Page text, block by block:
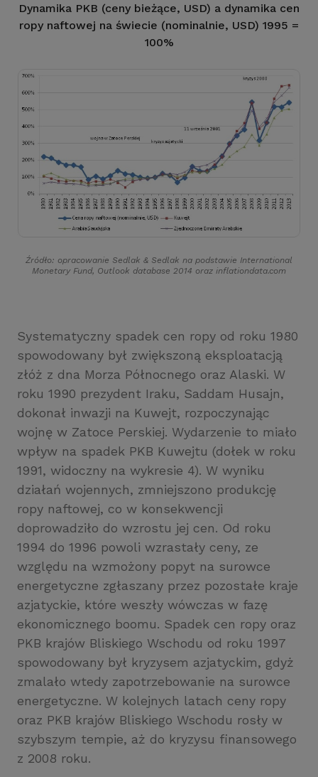
Dynamika PKB (ceny bieżące, USD) a dynamika cen
ropy naftowej na świecie (nominalnie, USD) 1995 =
100%
Źródło: opracowanie Sedlak & Sedlak na podstawie International
Monetary Fund, Outlook database 2014 oraz inflationdata.com
Systematyczny spadek cen ropy od roku 1980
spowodowany był zwiększoną eksploatacją
złóż z dna Morza Północnego oraz Alaski. W
roku 1990 prezydent Iraku, Saddam Husajn,
dokonał inwazji na Kuwejt, rozpoczynając
wojnę w Zatoce Perskiej. Wydarzenie to miało
wpływ na spadek PKB Kuwejtu (dołek w roku
1991, widoczny na wykresie 4). W wyniku
działań wojennych, zmniejszono produkcję
ropy naftowej, co w konsekwencji
doprowadziło do wzrostu jej cen. Od roku
1994 do 1996 powoli wzrastały ceny, ze
względu na wzmożony popyt na surowce
energetyczne zgłaszany przez pozostałe kraje
azjatyckie, które weszły wówczas w fazę
ekonomicznego boomu. Spadek cen ropy oraz
PKB krajów Bliskiego Wschodu od roku 1997
spowodowany był kryzysem azjatyckim, gdyż
zmalało wtedy zapotrzebowanie na surowce
energetyczne. W kolejnych latach ceny ropy
oraz PKB krajów Bliskiego Wschodu rosły w
szybszym tempie, aż do kryzysu finansowego
z 2008 roku.